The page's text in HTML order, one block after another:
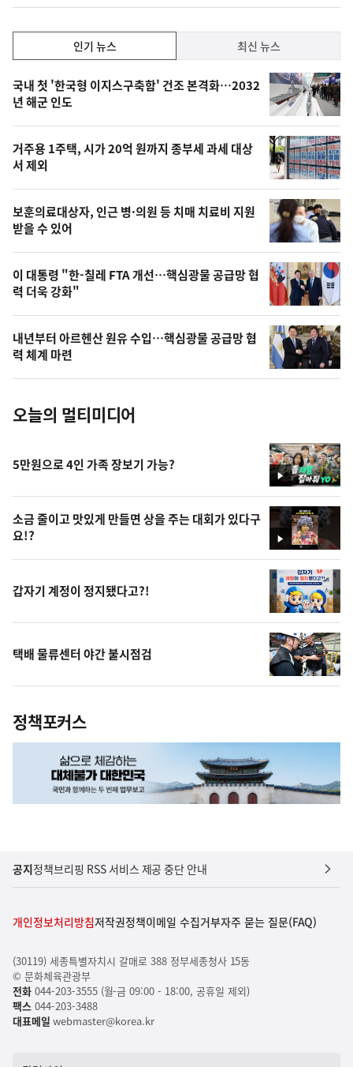
기,
최
신,
오
늘
의
영
상
오
늘
의
사
진
인기 뉴스 최신 뉴스
기
뉴
스
국내 첫 '한국형 이지스구축함' 건조 본격화…2032
년 해군 인도
거주용 1주택, 시가 20억 원까지 종부세 과세 대상
서 제외
보훈의료대상자, 인근 병·의원 등 치매 치료비 지원
받을 수 있어
이 대통령 "한-칠레 FTA 개선…핵심광물 공급망 협
력 더욱 강화"
내년부터 아르헨산 원유 수입…핵심광물 공급망 협
력 체계 마련
오늘의 멀티미디어
영
상
5만원으로 4인 가족 장보기 가능?
영
상
소금 줄이고 맛있게 만들면 상을 주는 대회가 있다구
요!?
갑자기 계정이 정지됐다고?!
택배 물류센터 야간 불시점검
정책포커스
공지정책브리핑 RSS 서비스 제공 중단 안내
개인정보처리방침저작권정책이메일 수집거부자주 묻는 질문(FAQ)
(30119) 세종특별자치시 갈매로 388 정부세종청사 15동
© 문화체육관광부
전화044-203-3555 (월-금 09:00 - 18:00, 공휴일 제외)
팩스044-203-3488
대표메일 webmaster@korea.kr